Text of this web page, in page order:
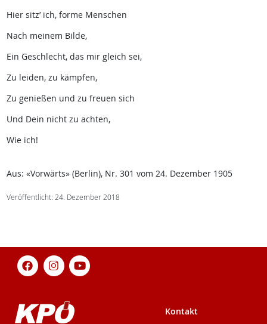
Hier sitz’ ich, forme Menschen
Nach meinem Bilde,
Ein Geschlecht, das mir gleich sei,
Zu leiden, zu kämpfen,
Zu genießen und zu freuen sich
Und Dein nicht zu achten,
Wie ich!
Aus: «Vorwärts» (Berlin), Nr. 301 vom 24. Dezember 1905
Veröffentlicht: 24. Dezember 2018
Kontakt